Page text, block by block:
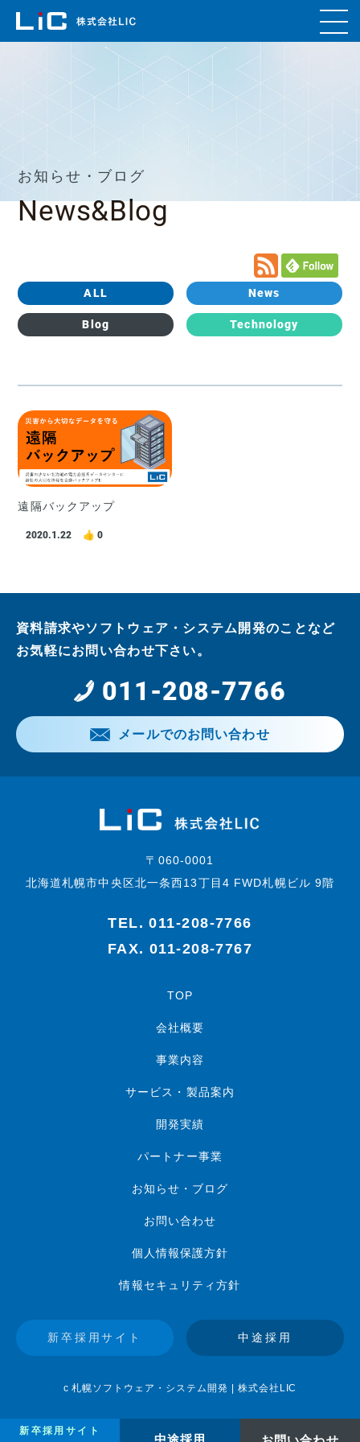
新卒採用サイト
中途採用
お知らせ・ブログ
News&Blog
ALL News
Blog Technology
遠隔バックアップ
2020.1.22 0
資料請求やソフトウェア・システム開発のことなど
お気軽にお問い合わせ下さい。
011-208-7766
メールでのお問い合わせ
〒060-0001
北海道札幌市中央区北一条西13丁目4 FWD札幌ビル 9階
TEL.011-208-7766
FAX. 011-208-7767
TOP
会社概要
事業内容
サービス・製品案内
開発実績
パートナー事業
お知らせ・ブログ
お問い合わせ
個人情報保護方針
情報セキュリティ方針
新卒採用サイト 中途採用
c 札幌ソフトウェア・システム開発 | 株式会社LIC